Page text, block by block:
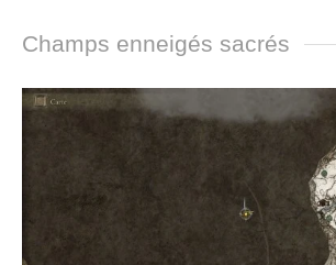
Champs enneigés sacrés